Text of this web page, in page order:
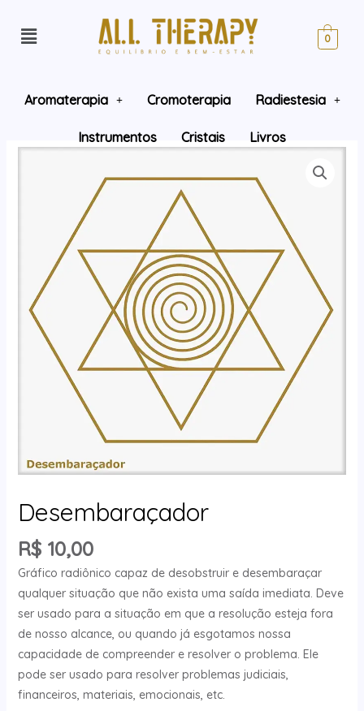
0
Aromaterapia Cromoterapia Radiestesia
Instrumentos Cristais Livros
Desembaraçador
R$10,00
Gráfico radiônico capaz de desobstruir e desembaraçar
qualquer situação que não exista uma saída imediata. Deve
ser usado para a situação em que a resolução esteja fora
de nosso alcance, ou quando já esgotamos nossa
capacidade de compreender e resolver o problema. Ele
pode ser usado para resolver problemas judiciais,
financeiros, materiais, emocionais, etc.